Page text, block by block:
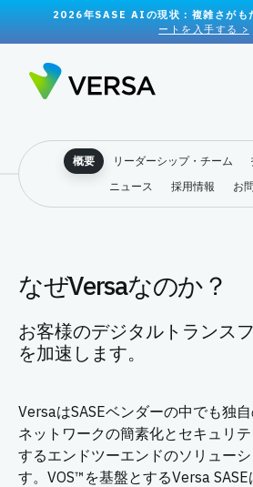
2026年SASE AIの現状：複雑さがも
ートを入手する >
概要 リーダーシップ・チーム
ニュース
採用情報 お
なぜVersaなのか？
お客様のデジタルトランス
を加速します。
VersaはSASEベンダーの中でも独
ネットワークの簡素化とセキュリ
するエンドツーエンドのソリュー
す。VOS™を基盤とするVersa